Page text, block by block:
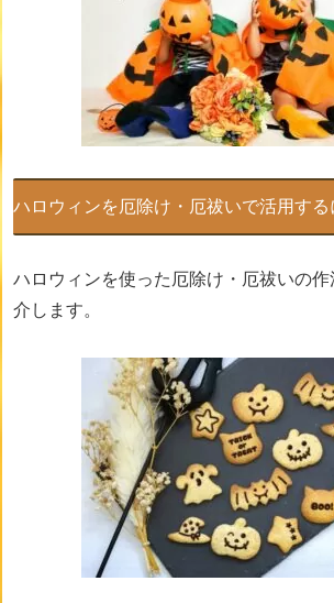
ハロウィンを厄除け・厄祓いで活用する
ハロウィンを使った厄除け・厄祓いの
介します。